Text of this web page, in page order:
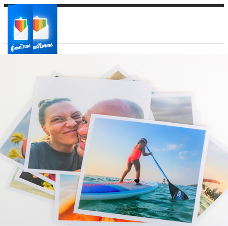
Ваш регион доставки
Выберите из списка: